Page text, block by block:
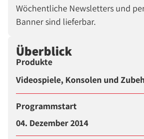
Wöchentliche Newsletters und
Banner sind lieferbar.
Überblick
Produkte
Videospiele, Konsolen und
Programmstart
04. Dezember 2014